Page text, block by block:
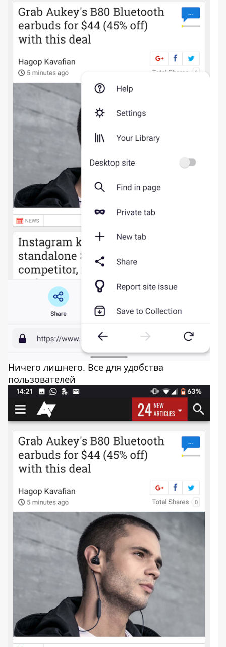
Ничего лишнего. Все для удобства
пользователей